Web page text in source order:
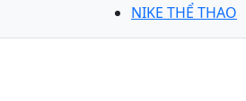
NIKE THỂ THAO